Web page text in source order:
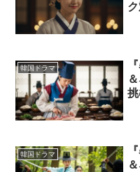
韓国ドラマ
韓国ドラマ